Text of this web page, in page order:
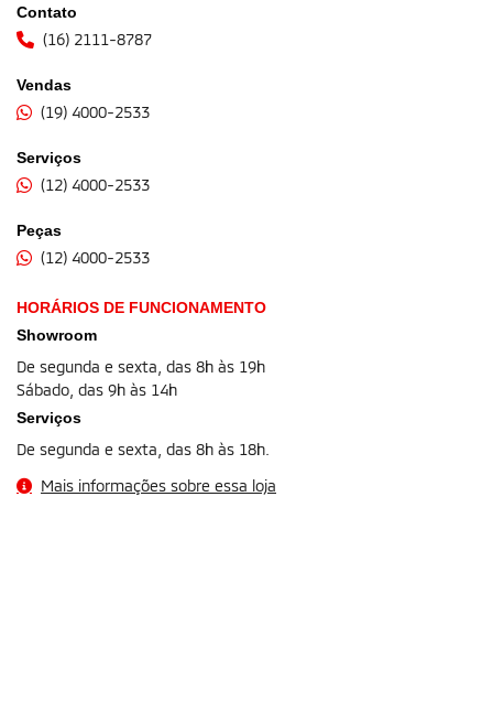
Contato
(16) 2111-8787
Vendas
(19) 4000-2533
Serviços
(12) 4000-2533
Peças
(12) 4000-2533
HORÁRIOS DE FUNCIONAMENTO
Showroom
De segunda e sexta, das 8h às 19h
Sábado, das 9h às 14h
Serviços
De segunda e sexta, das 8h às 18h.
Mais informações sobre essa loja